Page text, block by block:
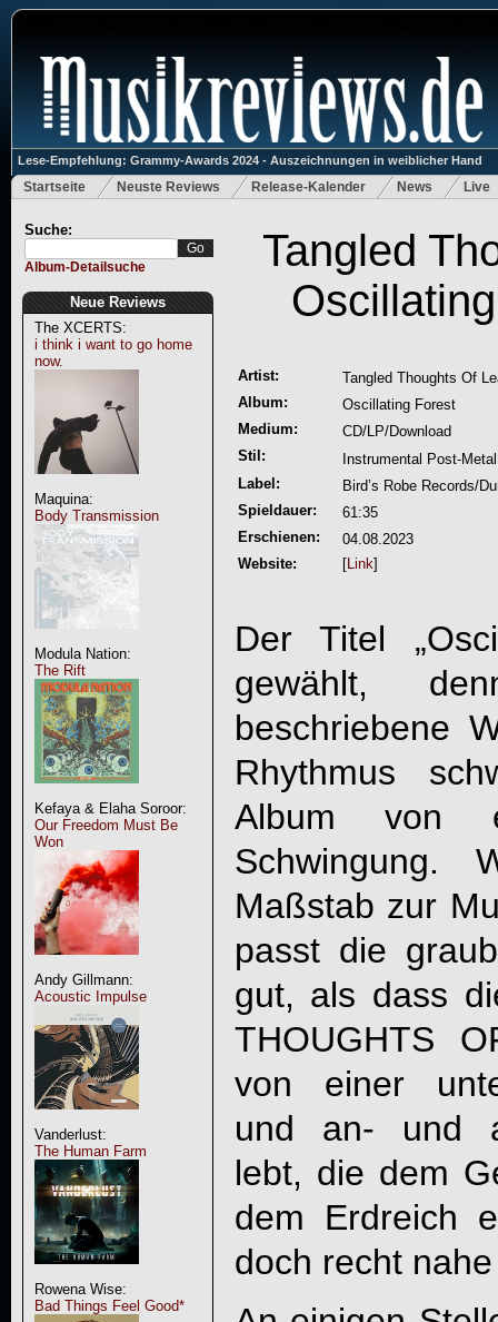
Lese-Empfehlung: Grammy-Awards 2024 - Auszeichnungen in weiblicher Hand
Startseite Neuste Reviews Release-Kalender News Live
Suche:
Album-Detailsuche
Neue Reviews
The XCERTS:
i think i want to go home
now.
Maquina:
Body Transmission
Modula Nation:
The Rift
Kefaya & Elaha Soroor:
Our Freedom Must Be
Won
Andy Gillmann:
Acoustic Impulse
Vanderlust:
The Human Farm
Rowena Wise:
Bad Things Feel Good*
Tangled
Artist:
Tangled Thoughts Of
Album:
Oscillating Forest
Medium:
CD/LP/Download
Stil:
Instrumental Post-Metal
Label:
Bird’s Robe Records/
Spieldauer:
61:35
Erschienen:
04.08.2023
Website:
[Link]
Der Titel „
gewählt,
beschriebene
Rhythmus
Album von
Schwingung.
Maßstab zur
passt die
gut, als dass
THOUGHTS
von einer
und an- und
lebt, die dem
dem Erdreich
doch recht